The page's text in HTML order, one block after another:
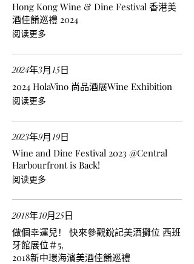
Hong Kong Wine & Dine Festival 香港美
酒佳餚巡禮 2024
阅读更多
2024年3月15日
2024 HolaVino 尚品酒展Wine Exhibition
阅读更多
2023年9月19日
Wine and Dine Festival 2023 @Central
Harbourfront is Back!
阅读更多
2018年10月25日
做個幸運兒！ 快來參觀銳記美酒攤位 西班
牙館展位＃5,
2018新中環海濱美酒佳餚巡禮